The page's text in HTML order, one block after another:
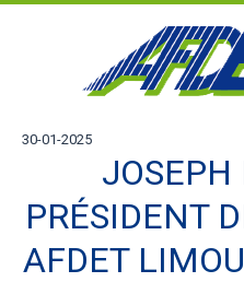
30-01-2025
JOSEPH
PRÉSIDENT
AFDET